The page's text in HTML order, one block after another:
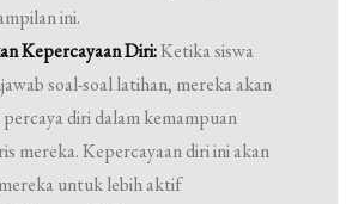
ini.
Kepercayaan Diri:Ketika siswa
soal-soal latihan, mereka akan
percaya diri dalam kemampuan
mereka. Kepercayaan diri ini akan
untuk lebih aktif